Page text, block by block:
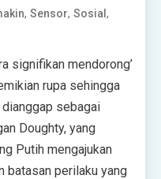
,Sensor,Sosial,
signifikan mendorong’
rupa sehingga
sebagai
Doughty, yang
Putih mengajukan
batasan perilaku yang